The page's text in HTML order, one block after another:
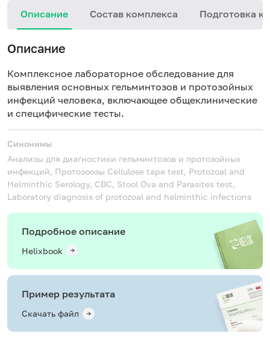
Описание Состав комплекса Подготовка к
Описание
Комплексное лабораторное обследование для
выявления основных гельминтозов и протозойных
инфекций человека, включающее общеклинические
и специфические тесты.
Синонимы
Анализы для диагностики гельминтозов и протозойных
инфекций, Протозоозы Cellulose tape test, Protozoal and
Helminthic Serology, CBC, Stool Ova and Parasites test,
Laboratory diagnosis of protozoal and helminthic infections
Подробное описание
Helixbook
Пример результата
Скачать файл